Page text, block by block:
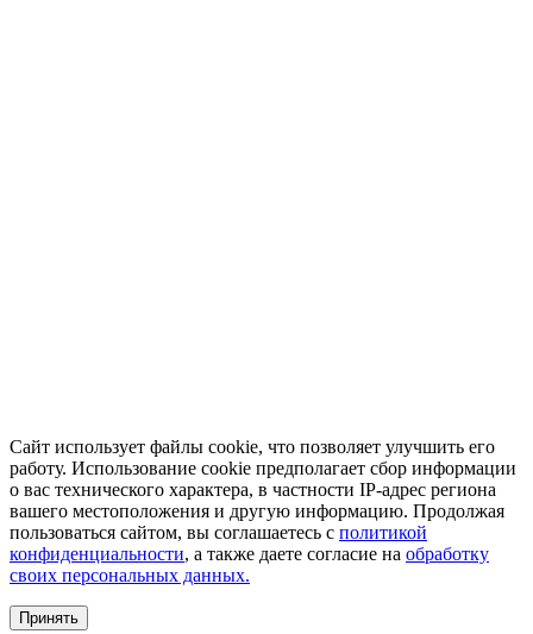
Сайт использует файлы cookie, что позволяет улучшить его
работу. Использование cookie предполагает сбор информации
о вас технического характера, в частности IP-адрес региона
вашего местоположения и другую информацию. Продолжая
пользоваться сайтом, вы соглашаетесь с политикой
конфиденциальности, а также даете согласие на обработку
своих персональных данных.
Принять